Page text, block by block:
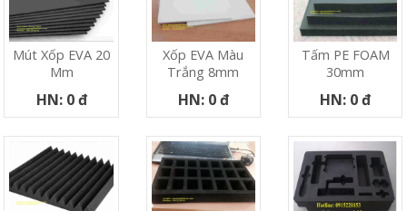
Mút Xốp EVA 20
Mm
HN: 0 đ
Xốp EVA Màu
Trắng 8mm
HN: 0 đ
Tấm PE FOAM
30mm
HN: 0 đ